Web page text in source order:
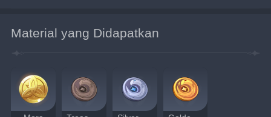
Material yang Didapatkan